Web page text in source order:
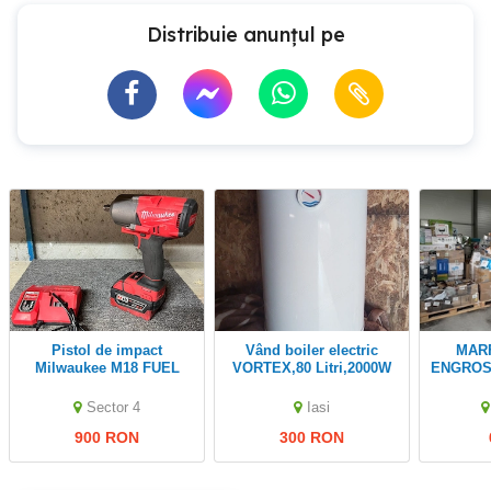
Distribuie anunțul pe
Pistol de impact
Milwaukee M18 FUEL
Acumulator 5.0Ah +
Sector 4
900 RON
Vând boiler electric
VORTEX,80 Litri,2000W
Iasi
300 RON
MARFĂ PREMIUM
ENGROSS 1.245